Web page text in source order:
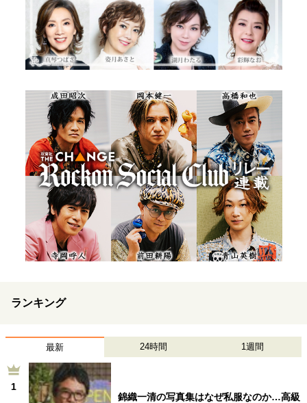
ランキング
最新 24時間 1週間
1
錦織一清の写真集はなぜ私服なのか…高級